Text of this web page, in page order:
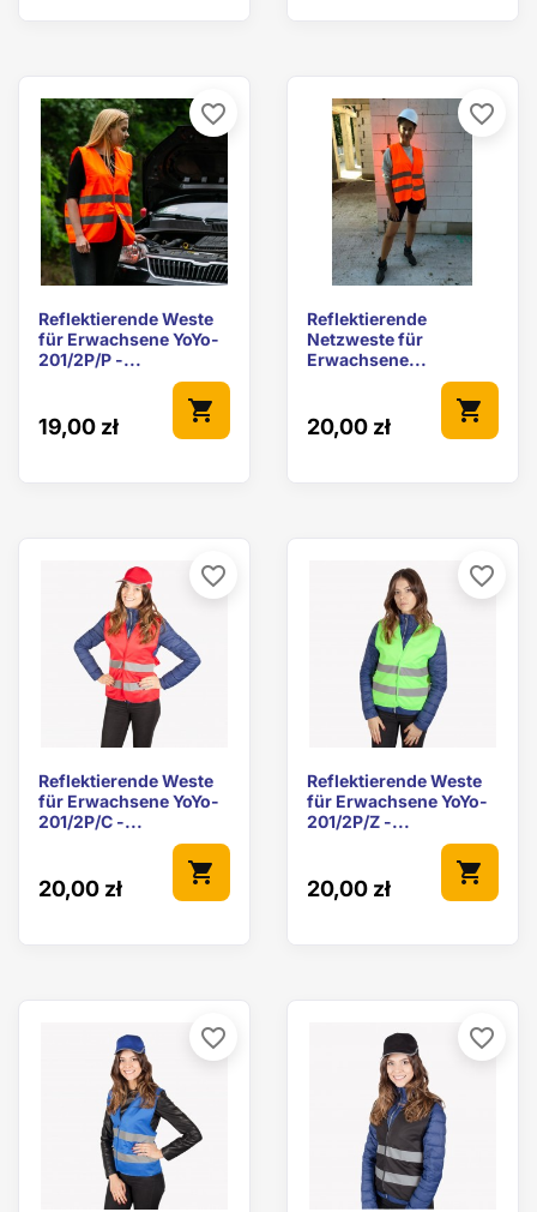
Reflektierende Weste
für Erwachsene YoYo-
201/2P/P -...
19,00 zł
shopping_cart
favorite_border
Reflektierende
Netzweste für
Erwachsene...
20,00 zł
shopping_cart
favorite_border
Reflektierende Weste
für Erwachsene YoYo-
201/2P/C -...
20,00 zł
shopping_cart
favorite_border
Reflektierende Weste
für Erwachsene YoYo-
201/2P/Z -...
20,00 zł
shopping_cart
favorite_border
favorite_border favorite_border